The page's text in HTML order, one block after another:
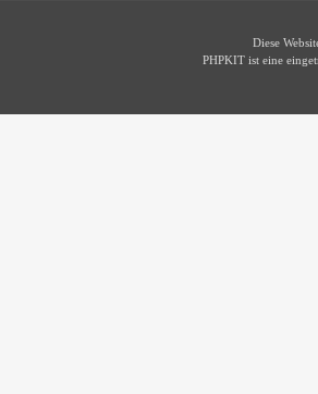
Diese
PHPKIT ist eine